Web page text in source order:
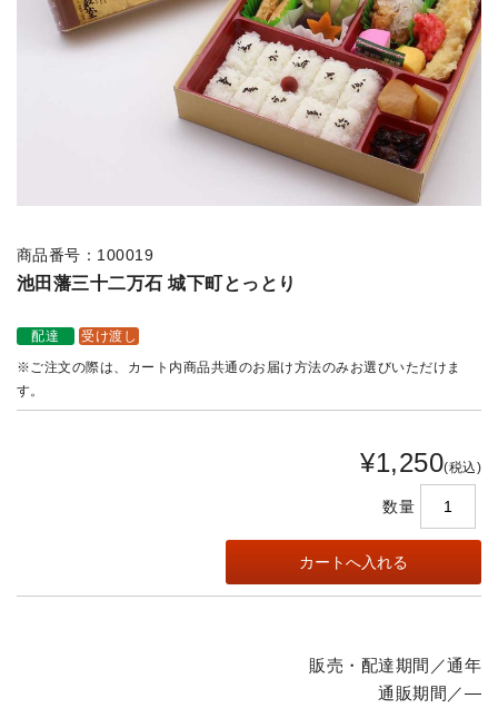
商品番号：100019
池田藩三十二万石 城下町とっとり
配達 受け渡し
※ご注文の際は、カート内商品共通のお届け方法のみお選びいただけま
す。
¥1,250(税込)
数量
販売・配達期間／通年
通販期間／―